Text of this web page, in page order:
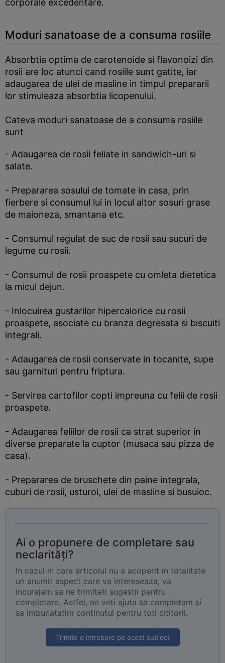
corporale excedentare.
Moduri sanatoase de a consuma rosiile
Absorbtia optima de carotenoide si flavonoizi din
rosii are loc atunci cand rosiile sunt gatite, iar
adaugarea de ulei de masline in timpul prepararii
lor stimuleaza absorbtia licopenului.
Cateva moduri sanatoase de a consuma rosiile
sunt
- Adaugarea de rosii feliate in sandwich-uri si
salate.
- Prepararea sosului de tomate in casa, prin
fierbere si consumul lui in locul altor sosuri grase
de maioneza, smantana etc.
- Consumul regulat de suc de rosii sau sucuri de
legume cu rosii.
- Consumul de rosii proaspete cu omleta dietetica
la micul dejun.
- Inlocuirea gustarilor hipercalorice cu rosii
proaspete, asociate cu branza degresata si biscuiti
integrali.
- Adaugarea de rosii conservate in tocanite, supe
sau garnituri pentru friptura.
- Servirea cartofilor copti impreuna cu felii de rosii
proaspete.
- Adaugarea feliilor de rosii ca strat superior in
diverse preparate la cuptor (musaca sau pizza de
casa).
- Prepararea de bruschete din paine integrala,
cuburi de rosii, usturoi, ulei de masline si busuioc.
Ai o propunere de completare sau
neclarități?
In cazul in care articolul nu a acoperit in totalitate
un anumit aspect care va intereseaza, va
incurajam sa ne trimiteti sugestii pentru
completare. Astfel, ne veti ajuta sa completam si
sa imbunatatim continutul pentru toti cititorii.
Trimite o intrebare pe acest subiect